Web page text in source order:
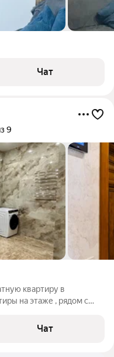
Чат
9
квартиру в
на этаже , рядом с
! Продает
Чат